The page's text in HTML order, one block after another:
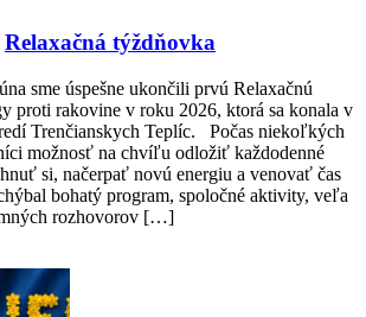
Relaxačná týždňovka
sme úspešne ukončili prvú Relaxačnú
proti rakovine v roku 2026, ktorá sa konala v
Trenčianskych Teplíc. Počas niekoľkých
možnosť na chvíľu odložiť každodenné
si, načerpať novú energiu a venovať čas
bohatý program, spoločné aktivity, veľa
rozhovorov […]